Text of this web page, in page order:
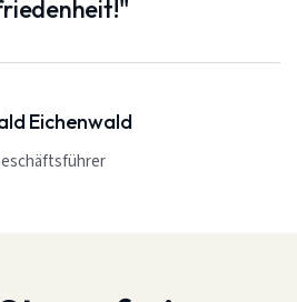
Eichenwald